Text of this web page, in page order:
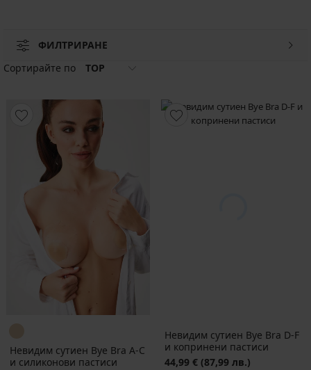
ФИЛТРИРАНЕ
Сортирайте по
TOP
Невидим сутиен Bye Bra A-C
и силиконови пастиси
Невидим сутиен Bye Bra D-F
и копринени пастиси
44,99 € (87,99 лв.)